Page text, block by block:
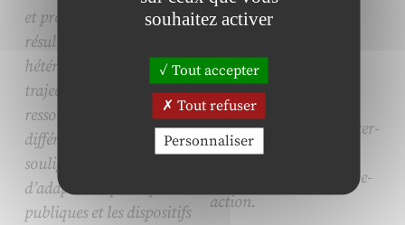
et professionnelle. Ces
résultats révèlent une
hétérogénéité des
trajectoires, liée à des
ressources et arbitrages
différenciés. L’étude
souligne la nécessité
d’adapter les politiques
publiques et les dispositifs
de la coopération
territoriale.
Mots-clés :
Diagnostic partagé ;
Coopération ; GRH-
territoriale ; Projets inter-
organisationnels
territoriaux ; Recherche-
action.
souhaitez activer
Tout accepter
Tout refuser
Personnaliser